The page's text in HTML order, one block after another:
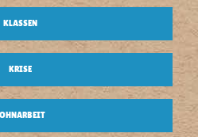
KLASSEN
KRISE